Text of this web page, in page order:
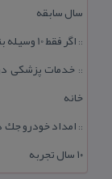
سال سابقه
:: اگر فقط 10 وسیله بتوانید بخرید، اولویت با كدام تجهیزات است؟
:: خدمات پزشكی
خانه
::
۱۰ سال تجربه